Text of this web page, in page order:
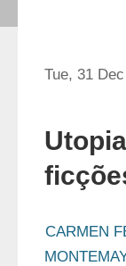
Tue, 31
CARMEN